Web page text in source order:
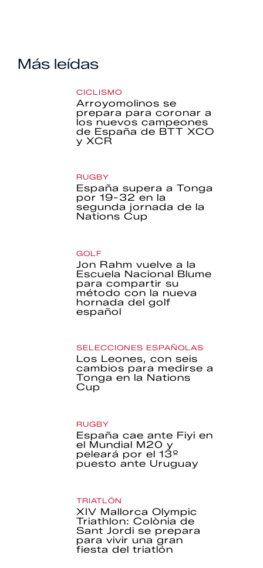
Más leídas
CICLISMO
Arroyomolinos se
prepara para coronar a
los nuevos campeones
de España de BTT XCO
y XCR
RUGBY
España supera a Tonga
por 19-32 en la
segunda jornada de la
Nations Cup
GOLF
Jon Rahm vuelve a la
Escuela Nacional Blume
para compartir su
método con la nueva
hornada del golf
español
SELECCIONES ESPAÑOLAS
Los Leones, con seis
cambios para medirse a
Tonga en la Nations
Cup
RUGBY
España cae ante Fiyi en
el Mundial M20 y
peleará por el 13º
puesto ante Uruguay
TRIATLÓN
XIV Mallorca Olympic
Triathlon: Colònia de
Sant Jordi se prepara
para vivir una gran
fiesta del triatlón